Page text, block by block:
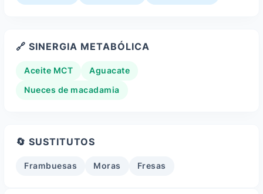
🔗 SINERGIA METABÓLICA
Aceite MCT Aguacate
Nueces de macadamia
🔄 SUSTITUTOS
Frambuesas Moras Fresas